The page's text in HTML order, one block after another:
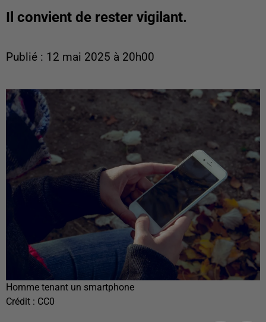
Il convient de rester vigilant.
Publié : 12 mai 2025 à 20h00
Homme tenant un smartphone
Crédit : CC0